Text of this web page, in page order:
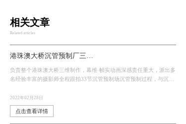
相关文章
Related articles
负责整个港珠澳大桥三维制作，幕维·帧实动画深感责任重大，派出多
名经验丰富的摄影师全程跟拍33节沉管预制场沉管预制过程，与沉管
的调整，让沉管三
2022年02月28日
点击查看详情